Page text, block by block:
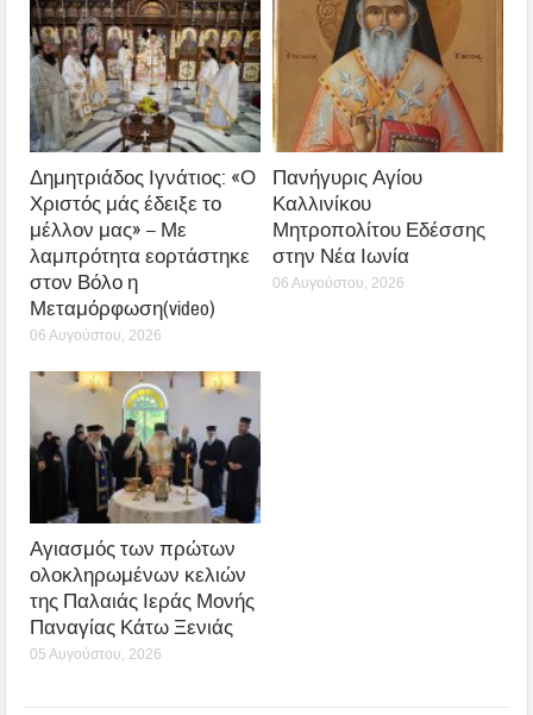
Δημητριάδος Ιγνάτιος: «Ο
Χριστός μάς έδειξε το
μέλλον μας» – Με
λαμπρότητα εορτάστηκε
στον Βόλο η
Μεταμόρφωση(video)
06 Αυγούστου, 2026
Πανήγυρις Αγίου
Καλλινίκου
Μητροπολίτου Εδέσσης
στην Νέα Ιωνία
06 Αυγούστου, 2026
Αγιασμός των πρώτων
ολοκληρωμένων κελιών
της Παλαιάς Ιεράς Μονής
Παναγίας Κάτω Ξενιάς
05 Αυγούστου, 2026